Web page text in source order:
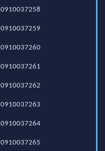
0910037258
0910037259
0910037260
0910037261
0910037262
0910037263
0910037264
0910037265